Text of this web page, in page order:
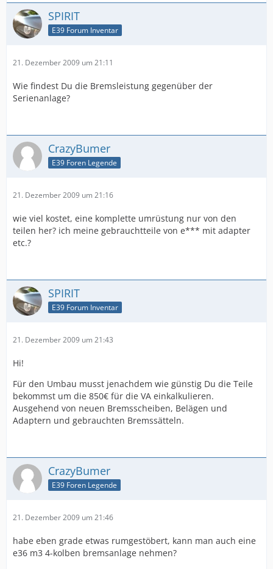
SPIRIT
E39 Forum Inventar
21. Dezember 2009 um 21:11
Wie findest Du die Bremsleistung gegenüber der
Serienanlage?
CrazyBumer
E39 Foren Legende
21. Dezember 2009 um 21:16
wie viel kostet, eine komplette umrüstung nur von den
teilen her? ich meine gebrauchtteile von e*** mit adapter
etc.?
SPIRIT
E39 Forum Inventar
21. Dezember 2009 um 21:43
Hi!
Für den Umbau musst jenachdem wie günstig Du die Teile
bekommst um die 850€ für die VA einkalkulieren.
Ausgehend von neuen Bremsscheiben, Belägen und
Adaptern und gebrauchten Bremssätteln.
CrazyBumer
E39 Foren Legende
21. Dezember 2009 um 21:46
habe eben grade etwas rumgestöbert, kann man auch eine
e36 m3 4-kolben bremsanlage nehmen?